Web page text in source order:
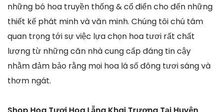
những bó hoa truyền thống & cổ điển cho đến những
thiết kế phát minh và văn minh. Chúng tôi chú tâm
quan trọng tới sự việc lựa chọn hoa tươi rất chất
lượng từ những căn nhà cung cấp đáng tin cậy
nhằm đảm bảo rằng mọi hoa lá số đông tươi sáng và
thơm ngát.